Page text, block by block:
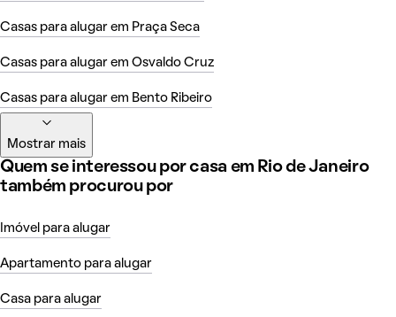
Casas para alugar em Praça Seca
Casas para alugar em Osvaldo Cruz
Casas para alugar em Bento Ribeiro
Mostrar mais
Quem se interessou por casa em Rio de Janeiro
também procurou por
Imóvel para alugar
Apartamento para alugar
Casa para alugar